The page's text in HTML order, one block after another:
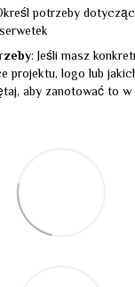
potrzeby
: Jeśli masz
projektu, logo lub
aby zanotować to